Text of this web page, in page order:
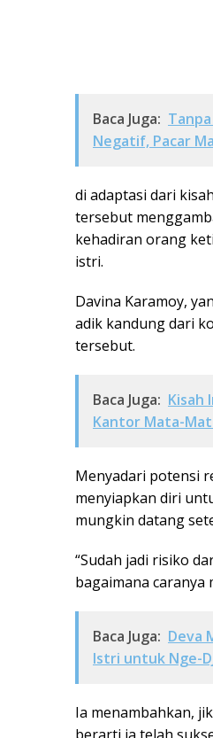
Baca Juga:
Negatif, Pacar
di adaptasi dari
tersebut
kehadiran orang
istri.
Davina Karamoy,
adik kandung dari
tersebut.
Baca Juga: Kisah
Kantor Mata-
Menyadari potensi
menyiapkan diri
mungkin datang
“Sudah jadi risiko
bagaimana caranya
Baca Juga: Deva
Istri untuk Nge-
Ia menambahkan,